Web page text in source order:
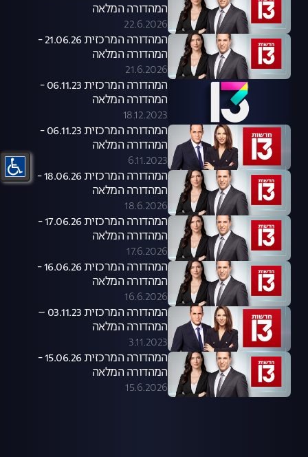
המהדורה המלאה
22.6.2026
המהדורה המרכזית 21.06.26 -
המהדורה המלאה
21.6.2026
המהדורה המרכזית 06.11.23 -
המהדורה המלאה
18.12.2023
המהדורה המרכזית 06.11.23 -
המהדורה המלאה
6.11.2023
המהדורה המרכזית 18.06.26 -
המהדורה המלאה
18.6.2026
המהדורה המרכזית 17.06.26 -
המהדורה המלאה
17.6.2026
המהדורה המרכזית 16.06.26 -
המהדורה המלאה
16.6.2026
המהדורה המרכזית 03.11.23 –
המהדורה המלאה
3.11.2023
המהדורה המרכזית 15.06.26 -
המהדורה המלאה
15.6.2026